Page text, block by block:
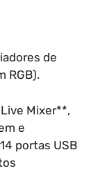
de
RGB).
Mixer**,
e
portas USB